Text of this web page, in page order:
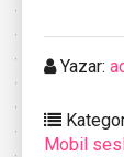
Yazar:
Mobil